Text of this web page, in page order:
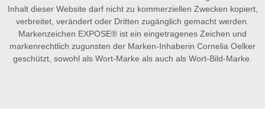
Inhalt dieser Website darf nicht zu kommerziellen Zwecken kopiert,
verbreitet, verändert oder Dritten zugänglich gemacht werden.
Markenzeichen EXPOSE® ist ein eingetragenes Zeichen und
markenrechtlich zugunsten der Marken-Inhaberin Cornelia Oelker
geschützt, sowohl als Wort-Marke als auch als Wort-Bild-Marke.